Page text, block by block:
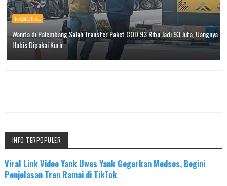
NASIONAL
Wanita di Palembang Salah Transfer Paket COD 93 Ribu Jadi 93 Juta, Uangnya
Habis Dipakai Kurir
INFO TERPOPULER
Viral Link Video Yank Uwes Yank Gegerkan Medsos, Begini
Penjelasan Tren Ramai di TikTok